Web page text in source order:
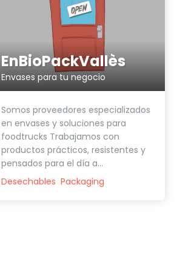
EnBioPackVallès
Envases para tu negocio
Somos proveedores especializados
en envases y soluciones para
foodtrucks Trabajamos con
productos prácticos, resistentes y
pensados para el día a...
Desechables Packaging